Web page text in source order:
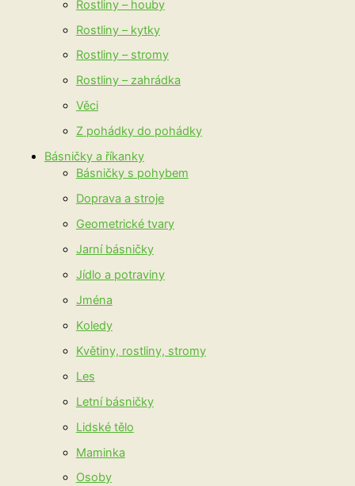
Rostliny – houby
Rostliny – kytky
Rostliny – stromy
Rostliny – zahrádka
Věci
Z pohádky do pohádky
Básničky a říkanky
Básničky s pohybem
Doprava a stroje
Geometrické tvary
Jarní básničky
Jídlo a potraviny
Jména
Koledy
Květiny, rostliny, stromy
Les
Letní básničky
Lidské tělo
Maminka
Osoby